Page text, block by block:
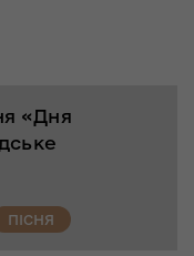
«Дня
ПІСНЯ